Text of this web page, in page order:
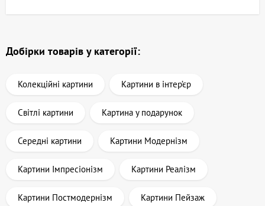
Добірки товарів у категорії:
Колекційні картини Картини в інтер’єр
Світлі картини Картина у подарунок
Середні картини Картини Модернізм
Картини Імпресіонізм Картини Реалізм
Картини Постмодернізм Картини Пейзаж